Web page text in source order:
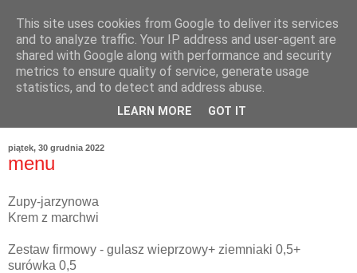
piątek, 30 grudnia 2022
menu
Zupy-jarzynowa
Krem z marchwi
Zestaw firmowy - gulasz wieprzowy+ ziemniaki 0,5+
surówka 0,5
This site uses cookies from Google to deliver its services
and to analyze traffic. Your IP address and user-agent are
shared with Google along with performance and security
metrics to ensure quality of service, generate usage
statistics, and to detect and address abuse.
LEARN MORE GOT IT